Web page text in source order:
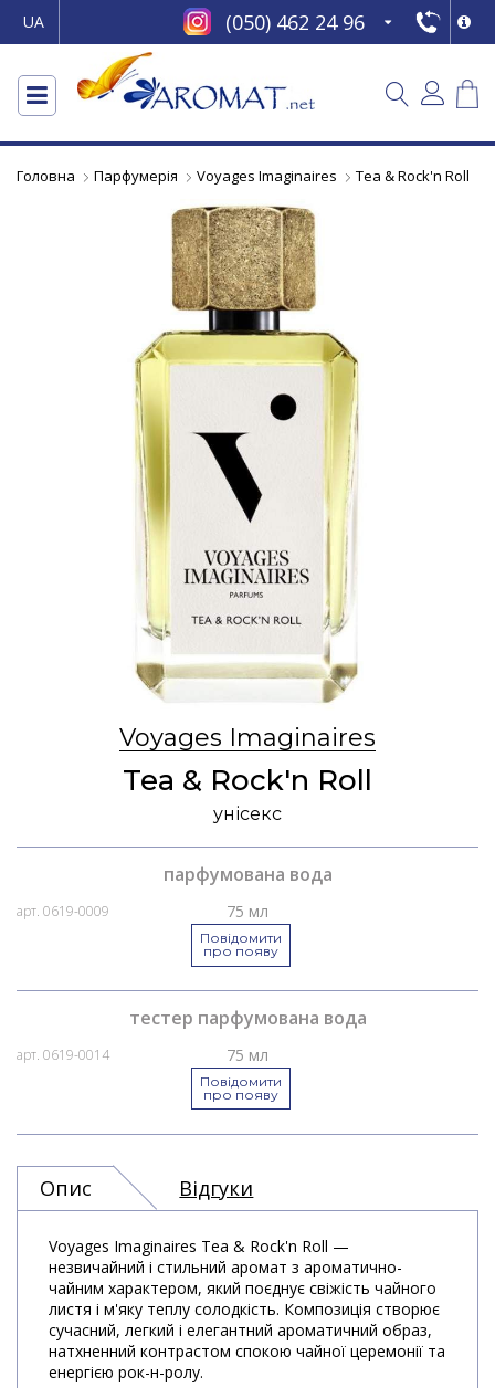
UA (050) 462 24 96
Головна Парфумерія Voyages Imaginaires Tea & Rock'n Roll
Voyages Imaginaires
Tea & Rock'n Roll
унісекс
парфумована вода
арт. 0619-0009 75 мл
Повідомити
про появу
тестер парфумована вода
арт. 0619-0014 75 мл
Повідомити
про появу
Опис Відгуки
Voyages Imaginaires Tea & Rock'n Roll —
незвичайний і стильний аромат з ароматично-
чайним характером, який поєднує свіжість чайного
листя і м'яку теплу солодкість. Композиція створює
сучасний, легкий і елегантний ароматичний образ,
натхненний контрастом спокою чайної церемонії та
енергією рок-н-ролу.